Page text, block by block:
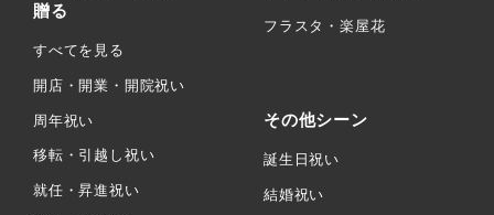
贈る
すべてを見る
開店・開業・開院祝い
周年祝い
移転・引越し祝い
就任・昇進祝い
フラスタ・楽屋花
その他シーン
誕生日祝い
結婚祝い